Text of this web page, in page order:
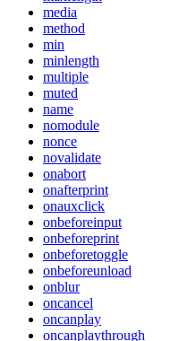
media
method
min
minlength
multiple
muted
name
nomodule
nonce
novalidate
onabort
onafterprint
onauxclick
onbeforeinput
onbeforeprint
onbeforetoggle
onbeforeunload
onblur
oncancel
oncanplay
oncanplaythrough